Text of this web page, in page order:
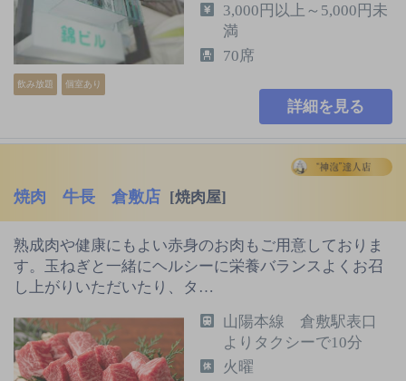
飲み放題 個室あり
3,000円以上～5,000円未
満
70席
詳細を見る
焼肉 牛長 倉敷店 [焼肉屋]
熟成肉や健康にもよい赤身のお肉もご用意しておりま
す。玉ねぎと一緒にヘルシーに栄養バランスよくお召
し上がりいただいたり、タ…
山陽本線 倉敷駅表口
よりタクシーで10分
火曜